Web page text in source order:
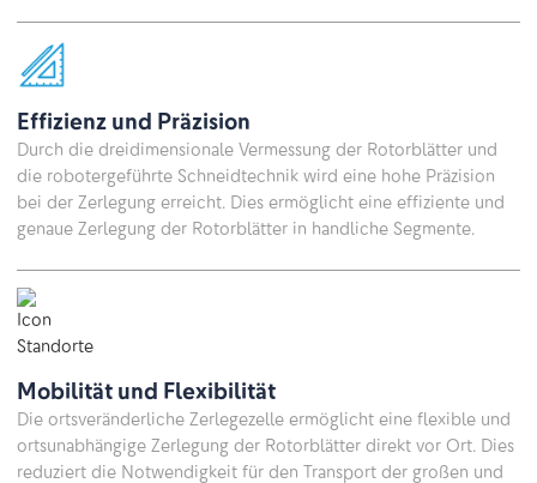
Effizienz und Präzision
Durch die dreidimensionale Vermessung der Rotorblätter und
die robotergeführte Schneidtechnik wird eine hohe Präzision
bei der Zerlegung erreicht. Dies ermöglicht eine effiziente und
genaue Zerlegung der Rotorblätter in handliche Segmente.
Mobilität und Flexibilität
Die ortsveränderliche Zerlegezelle ermöglicht eine flexible und
ortsunabhängige Zerlegung der Rotorblätter direkt vor Ort. Dies
reduziert die Notwendigkeit für den Transport der großen und